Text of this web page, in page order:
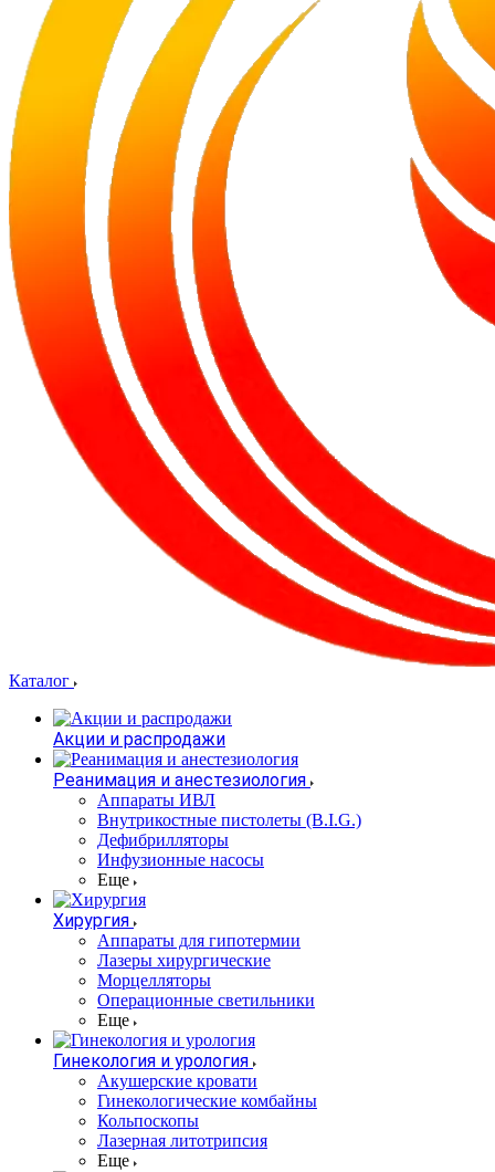
Каталог
Акции и распродажи
Реанимация и анестезиология
Аппараты ИВЛ
Внутрикостные пистолеты (B.I.G.)
Дефибрилляторы
Инфузионные насосы
Еще
Хирургия
Аппараты для гипотермии
Лазеры хирургические
Морцелляторы
Операционные светильники
Еще
Гинекология и урология
Акушерские кровати
Гинекологические комбайны
Кольпоскопы
Лазерная литотрипсия
Еще